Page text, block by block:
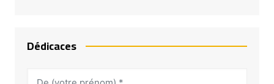
Dédicaces